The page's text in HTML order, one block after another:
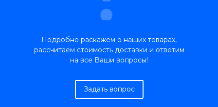
Подробно раскажем о наших товарах,
рассчитаем стоимость доставки и ответим
на все Ваши вопросы!
Задать вопрос